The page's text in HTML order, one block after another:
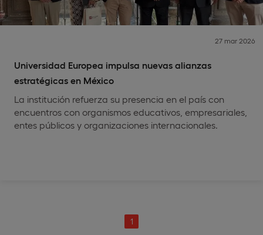
Universidad Europea impulsa nuevas alianzas
estratégicas en México
27 mar 2026
La institución refuerza su presencia en el país con
encuentros con organismos educativos, empresariales,
entes públicos y organizaciones internacionales.
1